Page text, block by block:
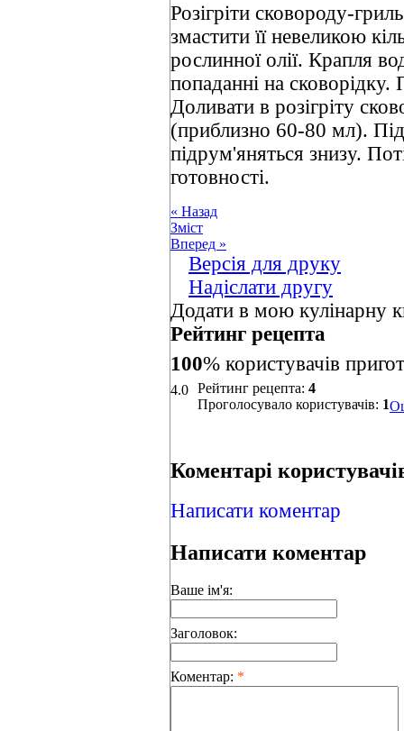
Розігріти сковороду-
змастити її невеликою
рослинної олії. Крапля
попаданні на
Доливати в розігріту
(приблизно 60-80 мл).
підрум'яняться знизу.
готовності.
« Назад
Зміст
Вперед »
Версія для друку
Надіслати другу
Додати в мою кулінарну
Рейтинг рецепта
100% користувачів
4.0 Рейтинг рецепта: 4
Проголосувало користувачів: 1
Коментарі
Написати коментар
Написати коментар
Ваше ім'я:
Заголовок:
Коментар: *